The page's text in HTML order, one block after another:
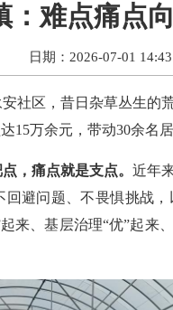
：难点痛点
日期：2026-07-01
社区，昔日杂草丛生的
15万余元，带动30余名
，痛点就是支点。 近年
避问题、不畏惧挑战
来、基层治理“优”起